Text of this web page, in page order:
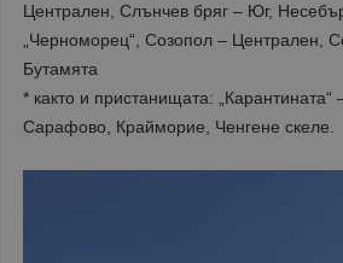
Централен, Слънчев бряг – Юг,
„Черноморец“, Созопол – Централен,
Бутамята
* както и пристанищата:
Сарафово, Крайморие, Ченгене скеле.
_ga_WXPDN4HSCV
_ga_FK650GXHRZ